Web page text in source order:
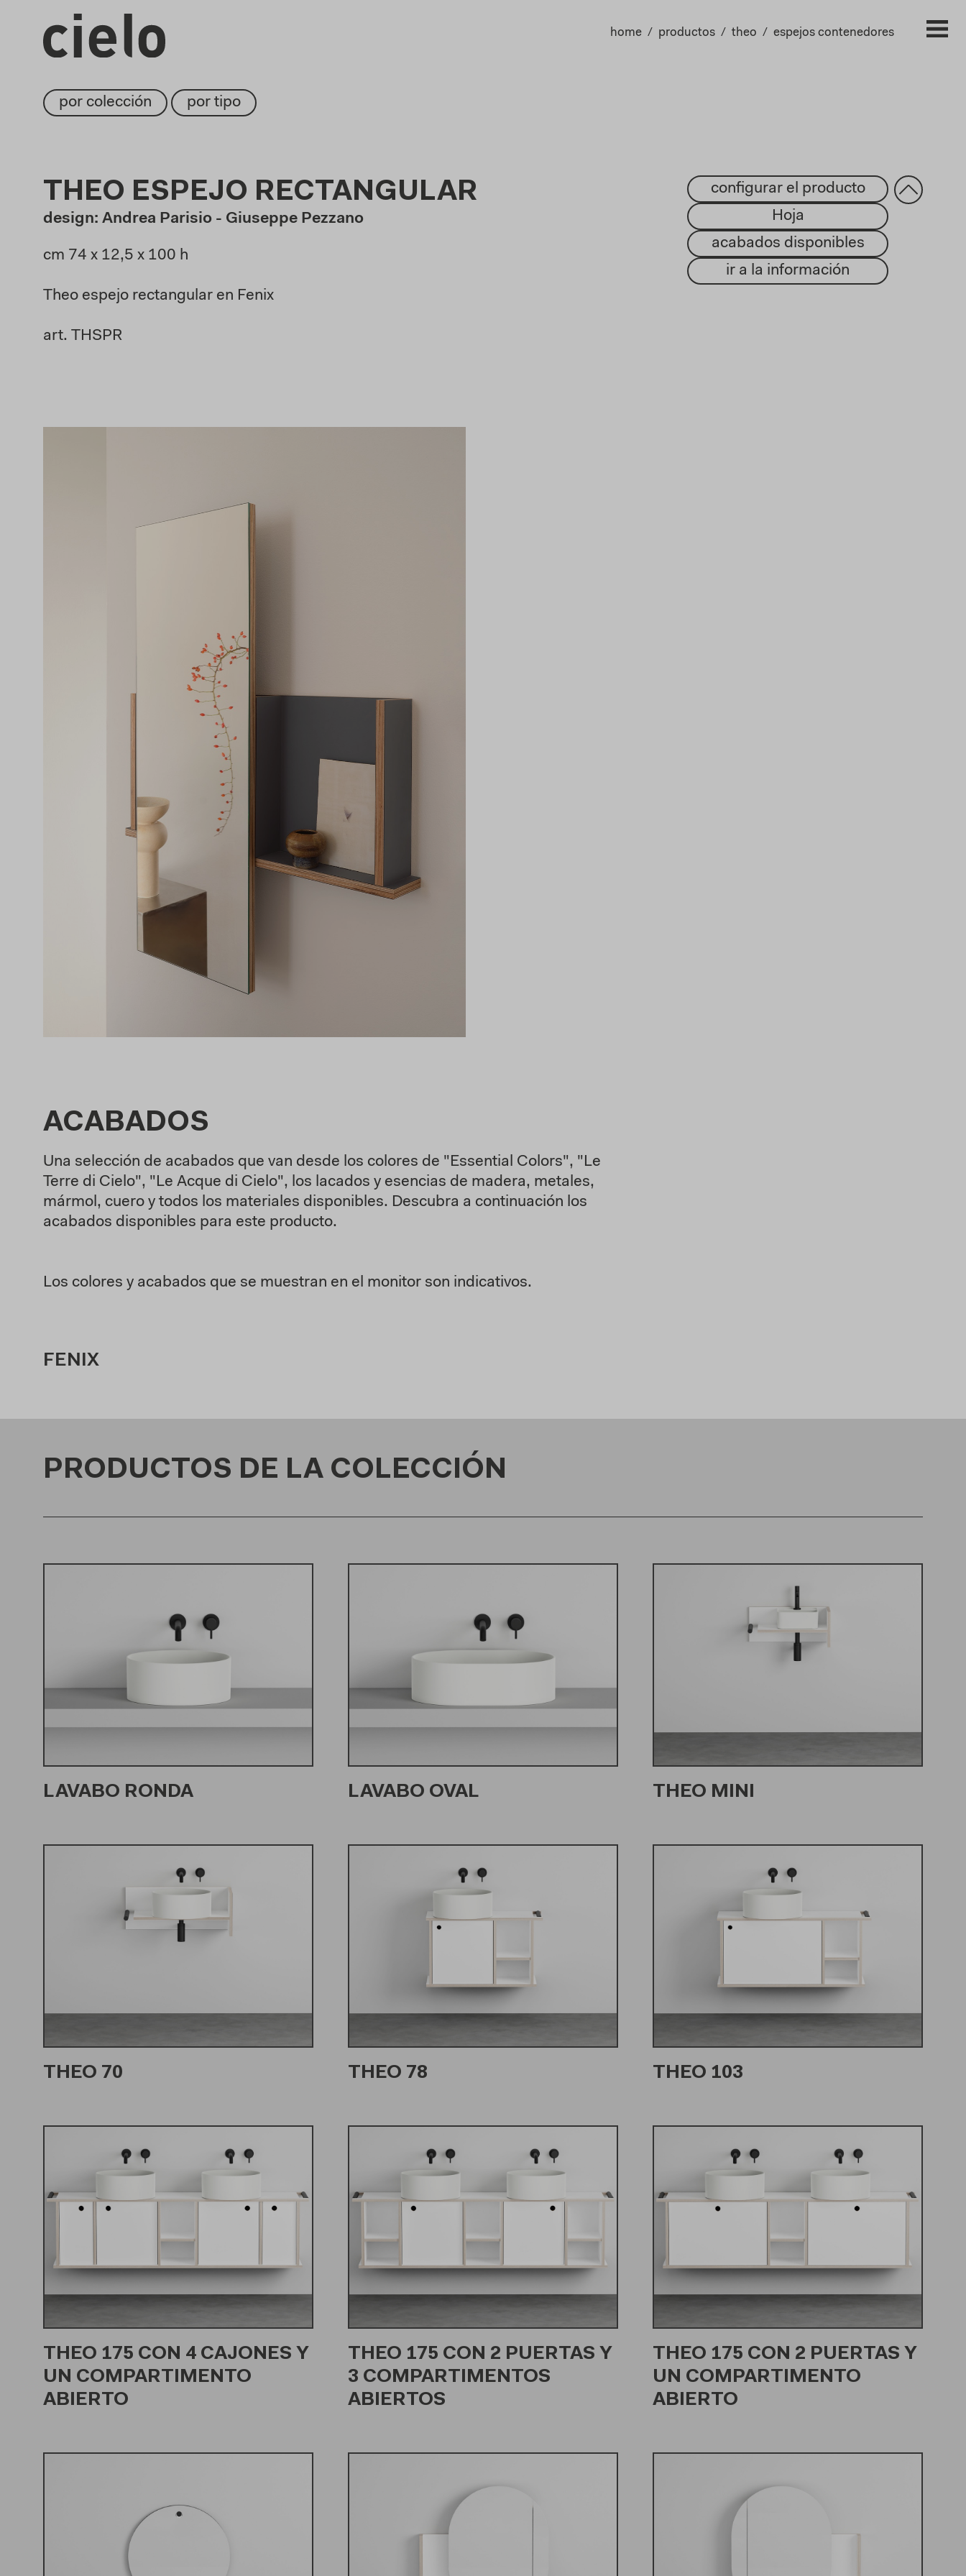
home productos theo espejos contenedores
por colección por tipo
THEO ESPEJO RECTANGULAR
design: Andrea Parisio - Giuseppe Pezzano
cm 74 x 12,5 x 100 h
Theo espejo rectangular en Fenix
art. THSPR
configurar el producto
Hoja
acabados disponibles
ir a la información
ACABADOS
Una selección de acabados que van desde los colores de "Essential Colors", "Le
Terre di Cielo", "Le Acque di Cielo", los lacados y esencias de madera, metales,
mármol, cuero y todos los materiales disponibles. Descubra a continuación los
acabados disponibles para este producto.
Los colores y acabados que se muestran en el monitor son indicativos.
FENIX
PRODUCTOS DE LA COLECCIÓN
LAVABO RONDA LAVABO OVAL THEO MINI
THEO 70 THEO 78 THEO 103
THEO 175 CON 4 CAJONES Y
UN COMPARTIMENTO
ABIERTO
THEO 175 CON 2 PUERTAS Y
3 COMPARTIMENTOS
ABIERTOS
THEO 175 CON 2 PUERTAS Y
UN COMPARTIMENTO
ABIERTO